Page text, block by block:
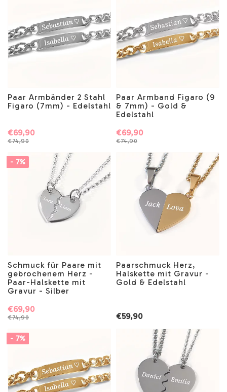
Paar Armbänder 2 Stahl
Figaro (7mm) - Edelstahl
€74,90
€69,90
Paar Armband Figaro (9
& 7mm) - Gold &
Edelstahl
€74,90
€69,90
- 7%
Schmuck für Paare mit
gebrochenem Herz -
Paar-Halskette mit
Gravur - Silber
€74,90
€69,90
Paarschmuck Herz,
Halskette mit Gravur -
Gold & Edelstahl
€59,90
- 7%